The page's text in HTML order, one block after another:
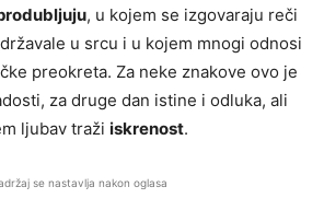
, u kojem se izgovaraju reči
u srcu i u kojem mnogi odnosi
preokreta. Za neke znakove ovo je
za druge dan istine i odluka, ali
ljubav traži iskrenost.
se nastavlja nakon oglasa